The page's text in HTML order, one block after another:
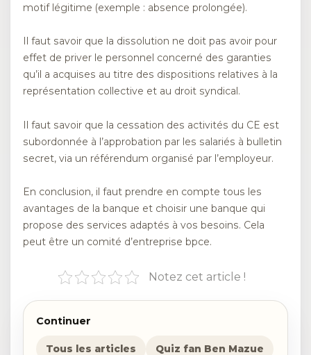
motif légitime (exemple : absence prolongée).
Il faut savoir que la dissolution ne doit pas avoir pour
effet de priver le personnel concerné des garanties
qu’il a acquises au titre des dispositions relatives à la
représentation collective et au droit syndical.
Il faut savoir que la cessation des activités du CE est
subordonnée à l’approbation par les salariés à bulletin
secret, via un référendum organisé par l’employeur.
En conclusion, il faut prendre en compte tous les
avantages de la banque et choisir une banque qui
propose des services adaptés à vos besoins. Cela
peut être un comité d’entreprise bpce.
Notez cet article !
Continuer
Tous les articles Quiz fan Ben Mazue